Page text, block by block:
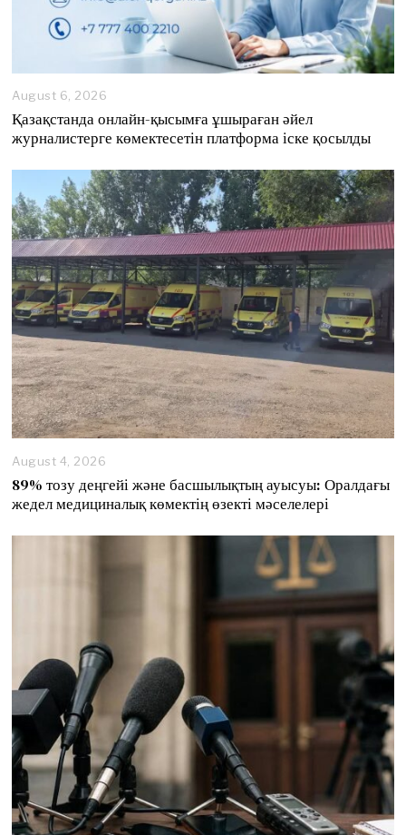
August 6, 2026
g
u
t
6
,
2
0
2
6
Қазақстанда онлайн-қысымға ұшыраған әйел
журналистерге көмектесетін платформа іске қосылды
August 4, 2026
89% тозу деңгейі және басшылықтың ауысуы: Оралдағы
жедел медициналық көмектің өзекті мәселелері